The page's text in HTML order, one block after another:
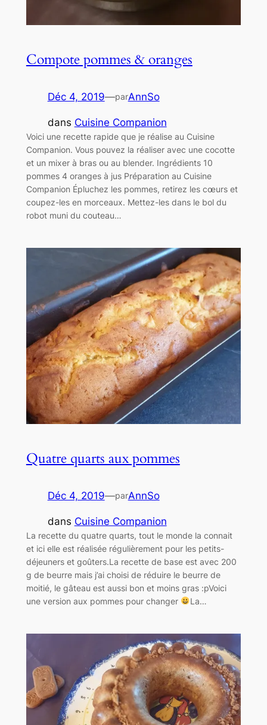
Compote pommes & oranges
Déc 4, 2019—parAnnSo
dans Cuisine Companion
Voici une recette rapide que je réalise au Cuisine
Companion. Vous pouvez la réaliser avec une cocotte
et un mixer à bras ou au blender. Ingrédients 10
pommes 4 oranges à jus Préparation au Cuisine
Companion Épluchez les pommes, retirez les cœurs et
coupez-les en morceaux. Mettez-les dans le bol du
robot muni du couteau…
Quatre quarts aux pommes
Déc 4, 2019—parAnnSo
dans Cuisine Companion
La recette du quatre quarts, tout le monde la connait
et ici elle est réalisée régulièrement pour les petits-
déjeuners et goûters.La recette de base est avec 200
g de beurre mais j’ai choisi de réduire le beurre de
moitié, le gâteau est aussi bon et moins gras :pVoici
une version aux pommes pour changer
La…